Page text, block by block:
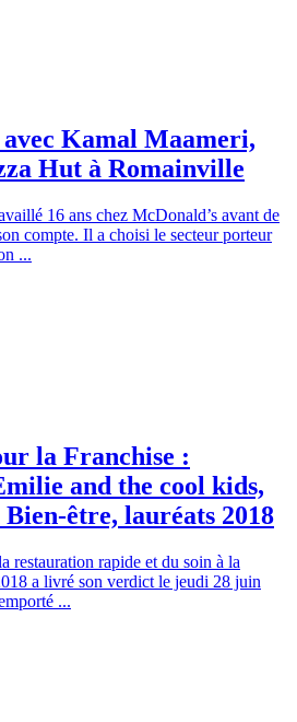
Kamal Maameri,
Hut à Romainville
16 ans chez McDonald’s avant de
compte. Il a choisi le secteur porteur
...
la Franchise :
and the cool kids,
Bien-être, lauréats 2018
restauration rapide et du soin à la
a livré son verdict le jeudi 28 juin
...